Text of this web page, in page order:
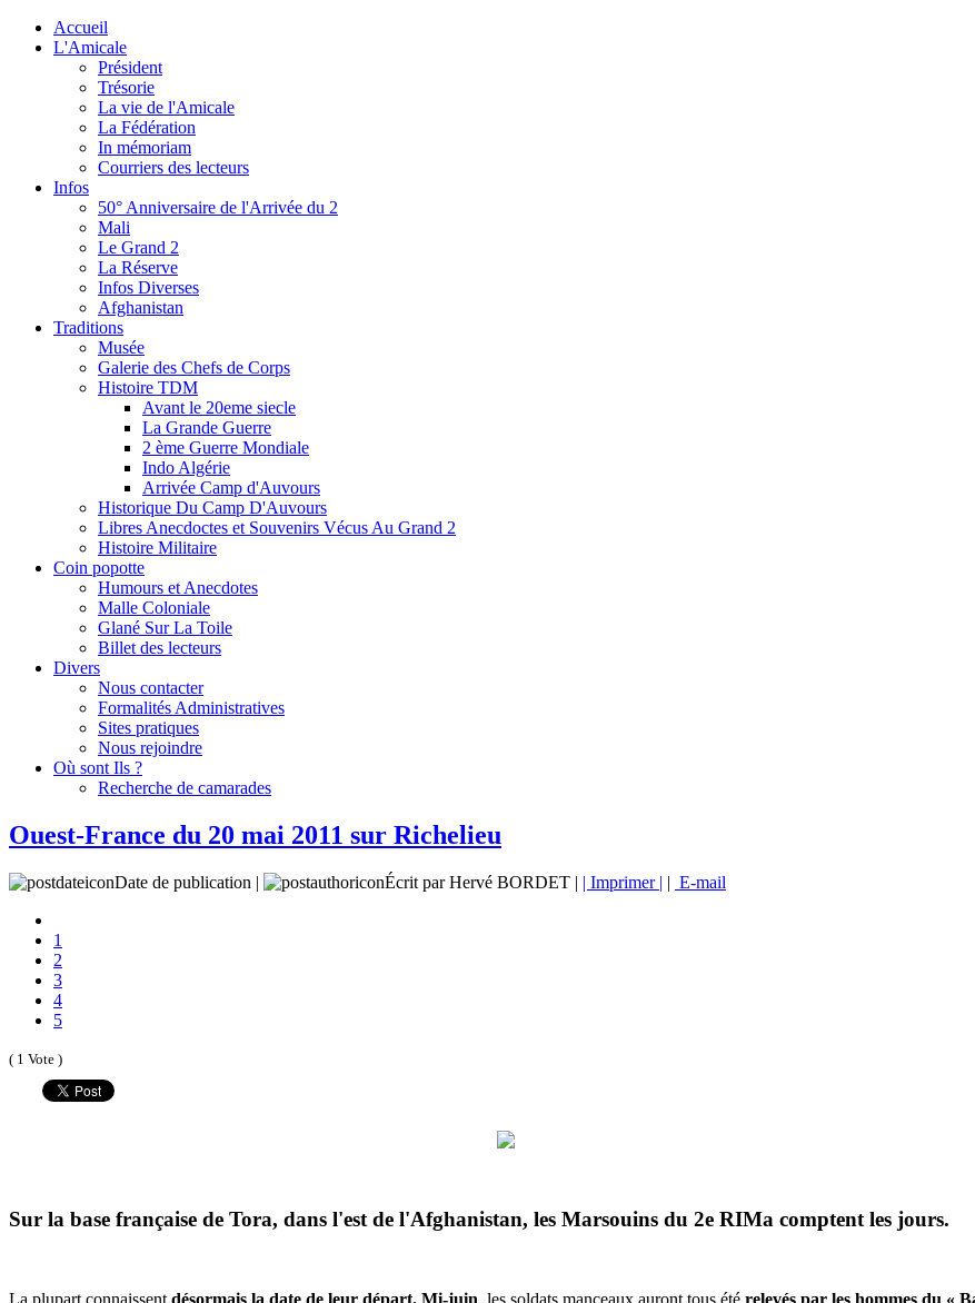
Accueil
L'Amicale
Président
Trésorie
La vie de l'Amicale
La Fédération
In mémoriam
Courriers des lecteurs
Infos
50° Anniversaire de l'Arrivée du 2
Mali
Le Grand 2
La Réserve
Infos Diverses
Afghanistan
Traditions
Musée
Galerie des Chefs de Corps
Histoire TDM
Avant le 20eme siecle
La Grande Guerre
2 ème Guerre Mondiale
Indo Algérie
Arrivée Camp d'Auvours
Historique Du Camp D'Auvours
Libres Anecdoctes et Souvenirs Vécus Au Grand 2
Histoire Militaire
Coin popotte
Humours et Anecdotes
Malle Coloniale
Glané Sur La Toile
Billet des lecteurs
Divers
Nous contacter
Formalités Administratives
Sites pratiques
Nous rejoindre
Où sont Ils ?
Recherche de camarades
Ouest-France du 20 mai 2011 sur Richelieu
Date de publication | Écrit par Hervé BORDET | | Imprimer | | E-mail
1
2
3
4
5
( 1 Vote )
Sur la base française de Tora, dans l'est de l'Afghanistan, les Marsouins du 2e RIMa comptent les jours.